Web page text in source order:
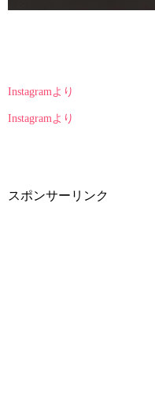
Instagramより
Instagramより
スポンサーリンク